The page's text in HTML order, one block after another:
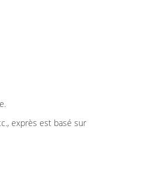
exprès est basé sur